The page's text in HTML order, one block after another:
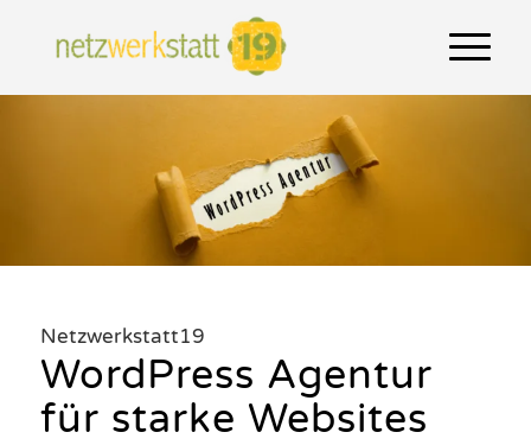
Netzwerkstatt19
WordPress Agentur
für starke Websites